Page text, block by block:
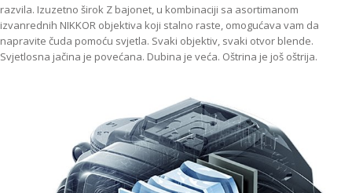
razvila. Izuzetno širok Z bajonet, u kombinaciji sa asortimanom
izvanrednih NIKKOR objektiva koji stalno raste, omogućava vam da
napravite čuda pomoću svjetla. Svaki objektiv, svaki otvor blende.
Svjetlosna jačina je povećana. Dubina je veća. Oštrina je još oštrija.